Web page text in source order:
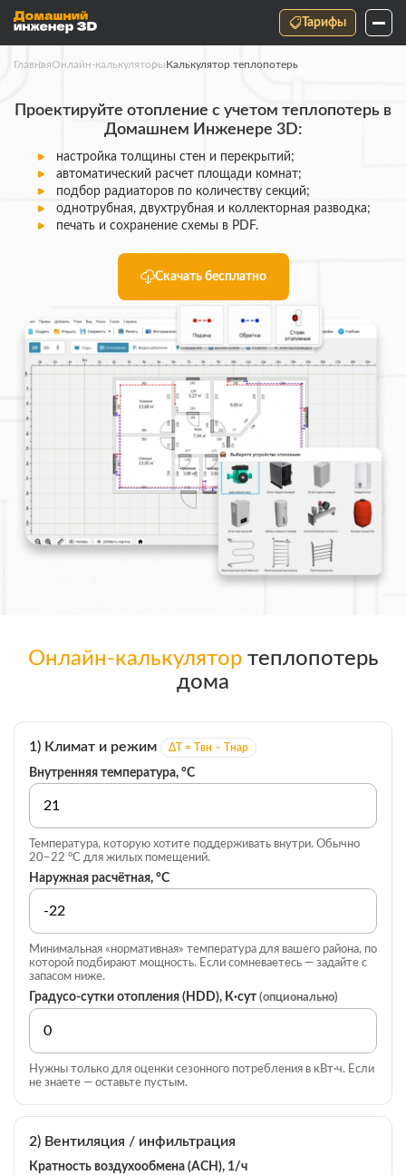
Тарифы
ГлавнаяОнлайн-калькуляторыКалькулятор теплопотерь
Проектируйте отопление с учетом теплопотерь в
Домашнем Инженере 3D:
настройка толщины стен и перекрытий;
автоматический расчет площади комнат;
подбор радиаторов по количеству секций;
однотрубная, двухтрубная и коллекторная разводка;
печать и сохранение схемы в PDF.
Скачать бесплатно
Онлайн-калькулятортеплопотерь
дома
1) Климат и режим ΔT = Tвн − Tнар
Внутренняя температура, °C
Температура, которую хотите поддерживать внутри. Обычно
20–22 °C для жилых помещений.
Наружная расчётная, °C
Минимальная «нормативная» температура для вашего района, по
которой подбирают мощность. Если сомневаетесь — задайте с
запасом ниже.
Градусо‑сутки отопления (HDD), К·сут (опционально)
Нужны только для оценки сезонного потребления в кВт·ч. Если
не знаете — оставьте пустым.
2) Вентиляция / инфильтрация
Кратность воздухообмена (ACH), 1/ч